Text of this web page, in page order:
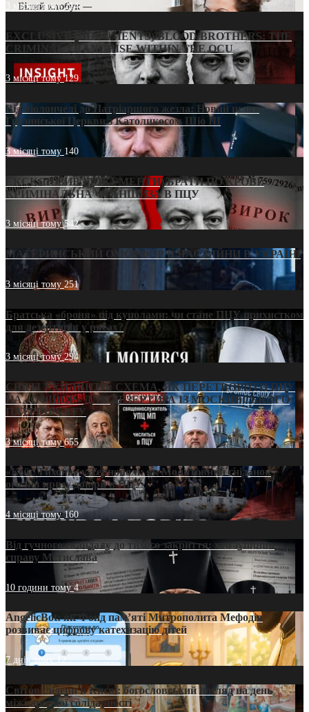
3 місяці тому214
EXCLUSIVE (DOCUMENTS)/BLOOD BROTHERS: THE
CRIMINAL FRANCHISE WITHIN THE OCU
3 місяці тому129
Від віолончелі до Патріаршого жезла: Новий шлях
Грузинської Церкви з Католикосом Шіо III
3 місяці тому 140
ЕКСКЛЮЗИВ (ДОКУМЕНТИ)/БРАТИ ПО КРОВІ:
КРИМІНАЛЬНА ФРАНШИЗА В ПЦУ
3 місяці тому542
МАТЕРИНСЬКИЙ ОМОРФОР В ЧАС ВІЙНИ В УКРАЇНІ
3 місяці тому251
Братська «броня» під куполами: чи стане ПЦУ прихистком
для дезертирів у рясах?
3 місяці тому294
СВЯТІ УХИЛЯНТИ: СХЕМА, ЯК ПЕРЕТВОРИТИ ПЦУ
НА «ОФШОР» ДЛЯ ДЕЗЕРТИРА ІЗ МОСКОВСЬКОГО
ПАТРІАРХАТУ
3 місяці тому655
«Кейс Тихона» у Тернополі: як Молитовний сніданок
оголив кризу довіри в ПЦУ
4 місяці тому160
Від гучного скандалу до тихого закриття: хто зупинив
справу Мстислава
10 години тому4
AngelicBot: як Фонд пам’яті Митрополита Мефодія
розвиває цифрову катехизацію дітей
7 днів тому12
Світові лідери в Києві: богословський погляд на день
міжнародної солідарності